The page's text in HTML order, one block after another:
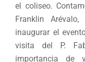
el coliseo.
Franklin
inaugurar el
visita del P.
importancia de